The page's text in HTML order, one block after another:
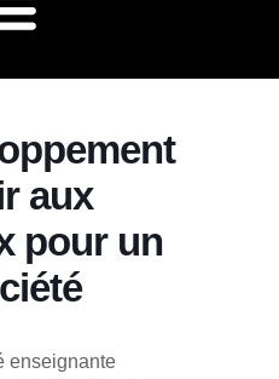
aux
pour un
enseignante